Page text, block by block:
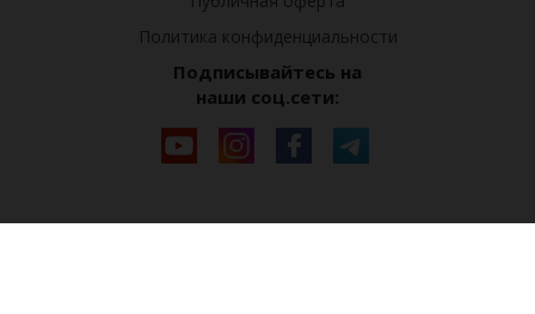
Политика конфиденциальности
Подписывайтесь на
наши соц.сети: